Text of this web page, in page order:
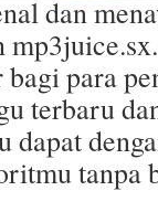
dan
para
terbaru
dapat
tanpa